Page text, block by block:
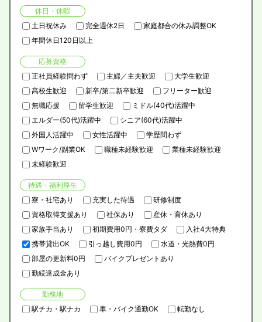
休日・休暇
土日祝休み
完全週休2日
家庭都合の休み調整OK
年間休日120日以上
応募資格
正社員経験問わず
主婦／主夫歓迎
大学生歓迎
高校生歓迎
新卒/第二新卒歓迎
フリーター歓迎
無職応援
留学生歓迎
ミドル(40代)活躍中
エルダー(50代)活躍中
シニア(60代)活躍中
外国人活躍中
女性活躍中
学歴問わず
Wワーク/副業OK
職種未経験歓迎
業種未経験歓迎
未経験歓迎
待遇・福利厚生
寮・社宅あり
充実した待遇
研修制度
資格取得支援あり
社保あり
産休・育休あり
家族手当あり
初期費用0円・寮費タダ
入社4大特典
携帯貸出OK
引っ越し費用0円
水道・光熱費0円
部屋の更新料0円
バイクプレゼントあり
勤続達成金あり
勤務地
駅チカ・駅ナカ
車・バイク通勤OK 転勤なし